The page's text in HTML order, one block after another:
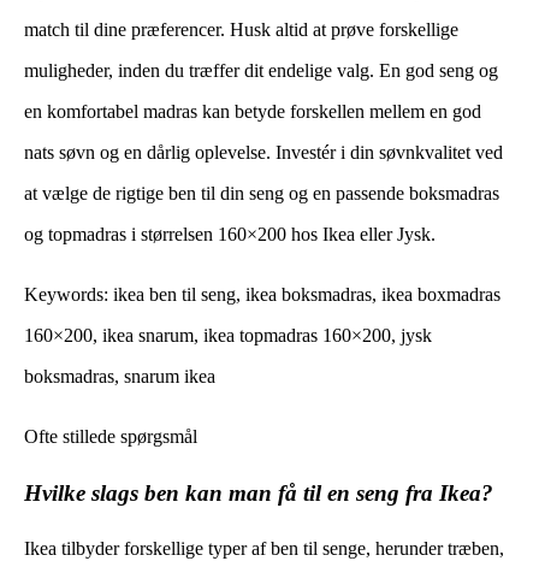
match til dine præferencer. Husk altid at prøve forskellige
muligheder, inden du træffer dit endelige valg. En god seng og
en komfortabel madras kan betyde forskellen mellem en god
nats søvn og en dårlig oplevelse. Investér i din søvnkvalitet ved
at vælge de rigtige ben til din seng og en passende boksmadras
og topmadras i størrelsen 160×200 hos Ikea eller Jysk.
Keywords: ikea ben til seng, ikea boksmadras, ikea boxmadras
160×200, ikea snarum, ikea topmadras 160×200, jysk
boksmadras, snarum ikea
Ofte stillede spørgsmål
Hvilke slags ben kan man få til en seng fra Ikea?
Ikea tilbyder forskellige typer af ben til senge, herunder træben,